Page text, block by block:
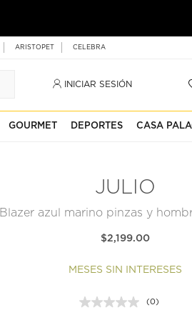
ARISTOPET CELEBRA
INICIAR SESIÓN
GOURMET DEPORTES CASA
JULIO
Blazer azul marino pinzas y
$2,199.00
MESES SIN INTERESES
Sin
(0)